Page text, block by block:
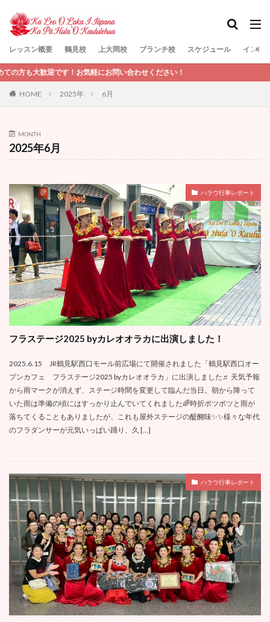
レッスン概要 鶴見校 上大岡校 ブランチ校 スケジュール インス
迎です！お気軽にお問い合わせください！
HOME 2025年 6月
MONTH
2025年6月
ハラウ行事レポート
フラステージ2025 byカレオオラカに出演しました！
2025.6.15 JR鶴見駅西口モール前広場にて開催されました「鶴見駅西口オー
プンカフェ フラステージ2025 byカレオオラカ」に出演しました♬ 天気予報
から雨マークが消えず、ステージ時間を変更して臨んだ当日。朝から降って
いた雨は準備の頃にはすっかり止んでいてくれました🌈時折ポツポツと雨が
落ちてくることもありましたが、これも屋外ステージの醍醐味✨✨様々な年代
のフラダンサーが元気いっぱい踊り、久 […]
ハラウ行事レポート
検索